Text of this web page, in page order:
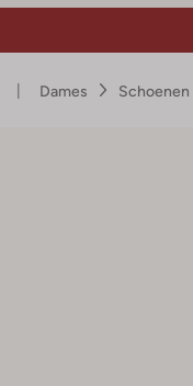
Dames Schoenen